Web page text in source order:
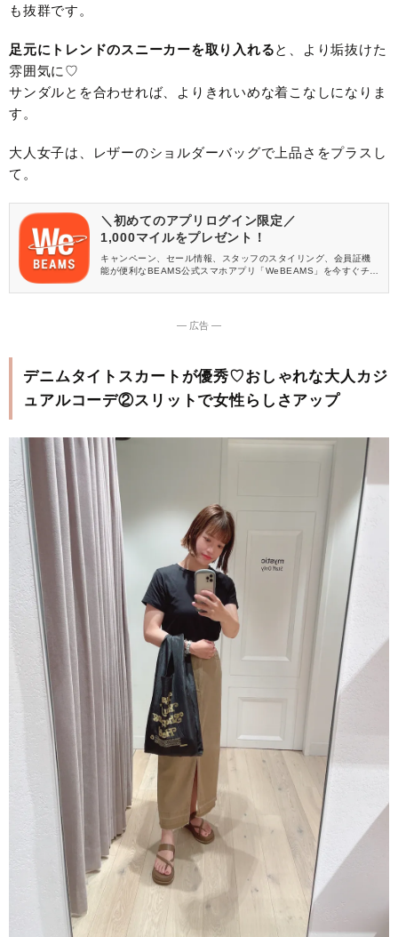
も抜群です。
足元にトレンドのスニーカーを取り入れると、より垢抜けた
雰囲気に♡
サンダルとを合わせれば、よりきれいめな着こなしになりま
す。
大人女子は、レザーのショルダーバッグで上品さをプラスし
て。
＼初めてのアプリログイン限定／
1,000マイルをプレゼント！
キャンペーン、セール情報、スタッフのスタイリング、会員証機
能が便利なBEAMS公式スマホアプリ「WeBEAMS」を今すぐチェ
― 広告 ―
デニムタイトスカートが優秀♡おしゃれな大人カジ
ュアルコーデ②スリットで女性らしさアップ